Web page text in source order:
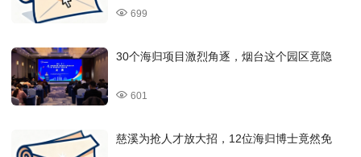
699
30个海归项目激烈角逐，烟台这个园区竟隐
601
慈溪为抢人才放大招，12位海归博士竟然免